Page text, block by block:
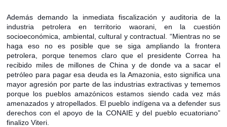
Además demando la inmediata fiscalización y auditoria de la
industria petrolera en territorio waorani, en la cuestión
socioeconómica, ambiental, cultural y contractual. “Mientras no se
haga eso no es posible que se siga ampliando la frontera
petrolera, porque tenemos claro que el presidente Correa ha
recibido miles de millones de China y de donde va a sacar el
petróleo para pagar esa deuda es la Amazonia, esto significa una
mayor agresión por parte de las industrias extractivas y tememos
porque los pueblos amazónicos estamos siendo cada vez más
amenazados y atropellados. El pueblo indígena va a defender sus
derechos con el apoyo de la CONAIE y del pueblo ecuatoriano”
finalizo Viteri.